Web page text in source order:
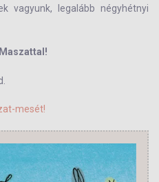
vagyunk, legalább négyhétnyi
mesét!